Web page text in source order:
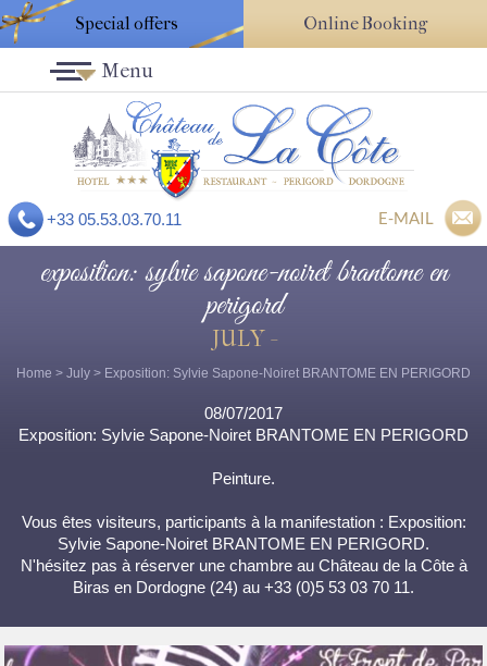
Special offers Online Booking
+33 05.53.03.70.11 E-MAIL
Menu
exposition: sylvie sapone-noiret brantome en
perigord
JULY -
Home > July > Exposition: Sylvie Sapone-Noiret BRANTOME EN PERIGORD
08/07/2017
Exposition: Sylvie Sapone-Noiret BRANTOME EN PERIGORD
Peinture.
Vous êtes visiteurs, participants à la manifestation : Exposition:
Sylvie Sapone-Noiret BRANTOME EN PERIGORD.
N'hésitez pas à réserver une chambre au Château de la Côte à
Biras en Dordogne (24) au +33 (0)5 53 03 70 11.